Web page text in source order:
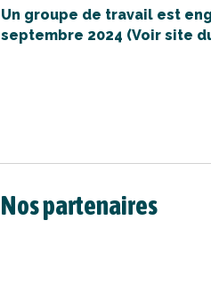
Un groupe de travail est
septembre 2024 (Voir site du
Nos partenaires